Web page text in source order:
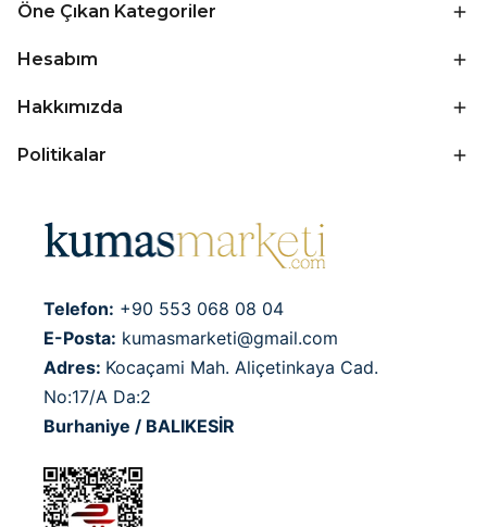
Öne Çıkan Kategoriler
Hesabım
Hakkımızda
Politikalar
Telefon: +90 553 068 08 04
E-Posta: kumasmarketi@gmail.com
Adres: Kocaçami Mah. Aliçetinkaya Cad.
No:17/A Da:2
Burhaniye / BALIKESİR